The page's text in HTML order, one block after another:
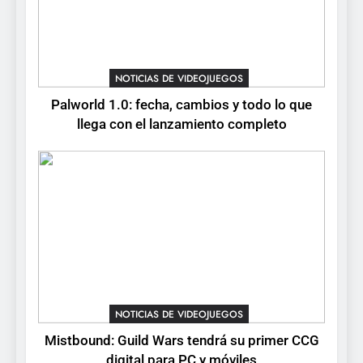
Stuntman: Hollywood
devuelve el espectáculo de
la conducción acrobática a
NOTICIAS DE VIDEOJUEGOS
Palworld 1.0: fecha, cambios y todo lo que
llega con el lanzamiento completo
NOTICIAS DE VIDEOJUEGOS
Mistbound: Guild Wars tendrá su primer CCG
digital para PC y móviles